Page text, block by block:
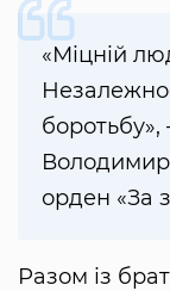
«Міцній
орден «За
Разом із